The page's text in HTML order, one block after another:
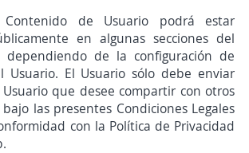
Contenido de Usuario podrá estar
en algunas secciones del
dependiendo de la configuración de
Usuario. El Usuario sólo debe enviar
que desee compartir con otros
las presentes Condiciones Legales
con la Política de Privacidad